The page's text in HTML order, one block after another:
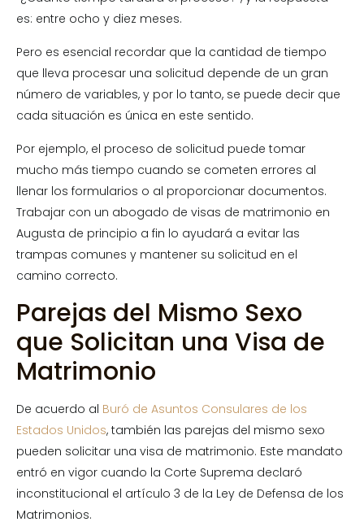
es: entre ocho y diez meses.
Pero es esencial recordar que la cantidad de tiempo
que lleva procesar una solicitud depende de un gran
número de variables, y por lo tanto, se puede decir que
cada situación es única en este sentido.
Por ejemplo, el proceso de solicitud puede tomar
mucho más tiempo cuando se cometen errores al
llenar los formularios o al proporcionar documentos.
Trabajar con un abogado de visas de matrimonio en
Augusta de principio a fin lo ayudará a evitar las
trampas comunes y mantener su solicitud en el
camino correcto.
Parejas del Mismo Sexo
que Solicitan una Visa de
Matrimonio
De acuerdo al Buró de Asuntos Consulares de los
Estados Unidos, también las parejas del mismo sexo
pueden solicitar una visa de matrimonio. Este mandato
entró en vigor cuando la Corte Suprema declaró
inconstitucional el artículo 3 de la Ley de Defensa de los
Matrimonios.